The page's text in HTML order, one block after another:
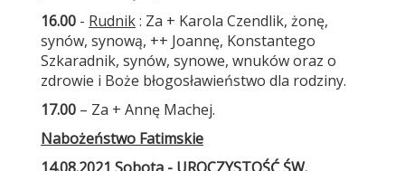
16.00 - Rudnik: Za + Karola Czendlik, żonę,
synów, synową, ++ Joannę, Konstantego
Szkaradnik, synów, synowe, wnuków oraz o
zdrowie i Boże błogosławieństwo dla rodziny.
17.00 – Za + Annę Machej.
Nabożeństwo Fatimskie